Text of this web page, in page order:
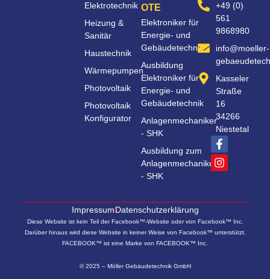
Elektrotechnik
Heizung &
Sanitär
Haustechnik
Wärmepumpen
Photovoltaik
Photovoltaik
Konfigurator
OTE
Elektroniker für
Energie- und
Gebäudetechnik
Ausbildung
Elektroniker für
Energie- und
Gebäudetechnik
Anlagenmechaniker
- SHK
Ausbildung zum
Anlagenmechaniker
- SHK
+49 (0)
561
9868980
info@moeller-
Kasseler
Straße
16
34266
Niestetal
ImpressumDatenschutzerklärung
Diese Website ist kein Teil der Facebook™-Website oder von Facebook™ Inc.
Darüber hinaus wird diese Website in keiner Weise von Facebook™ unterstützt.
FACEBOOK™ ist eine Marke von FACEBOOK™ Inc.
© 2025 – Möller Gebäudetechnik GmbH